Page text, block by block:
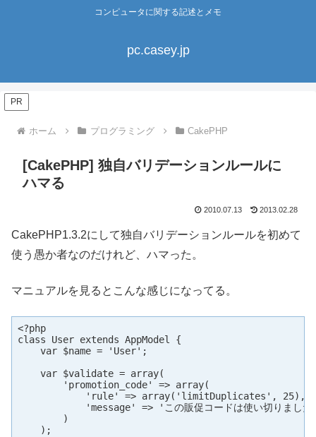
コンピュータに関する記述とメモ
pc.casey.jp
PR
ホーム プログラミング CakePHP
[CakePHP] 独自バリデーションルールに
ハマる
2010.07.13 2013.02.28
CakePHP1.3.2にして独自バリデーションルールを初めて
使う愚か者なのだけれど、ハマった。
マニュアルを見るとこんな感じになってる。
<?php
class User extends AppModel {
var $name = 'User';
var $validate = array(
'promotion_code' => array(
'rule' => array('limitDuplicates', 25),
'message' => 'この販促コードは使い切りました
)
);